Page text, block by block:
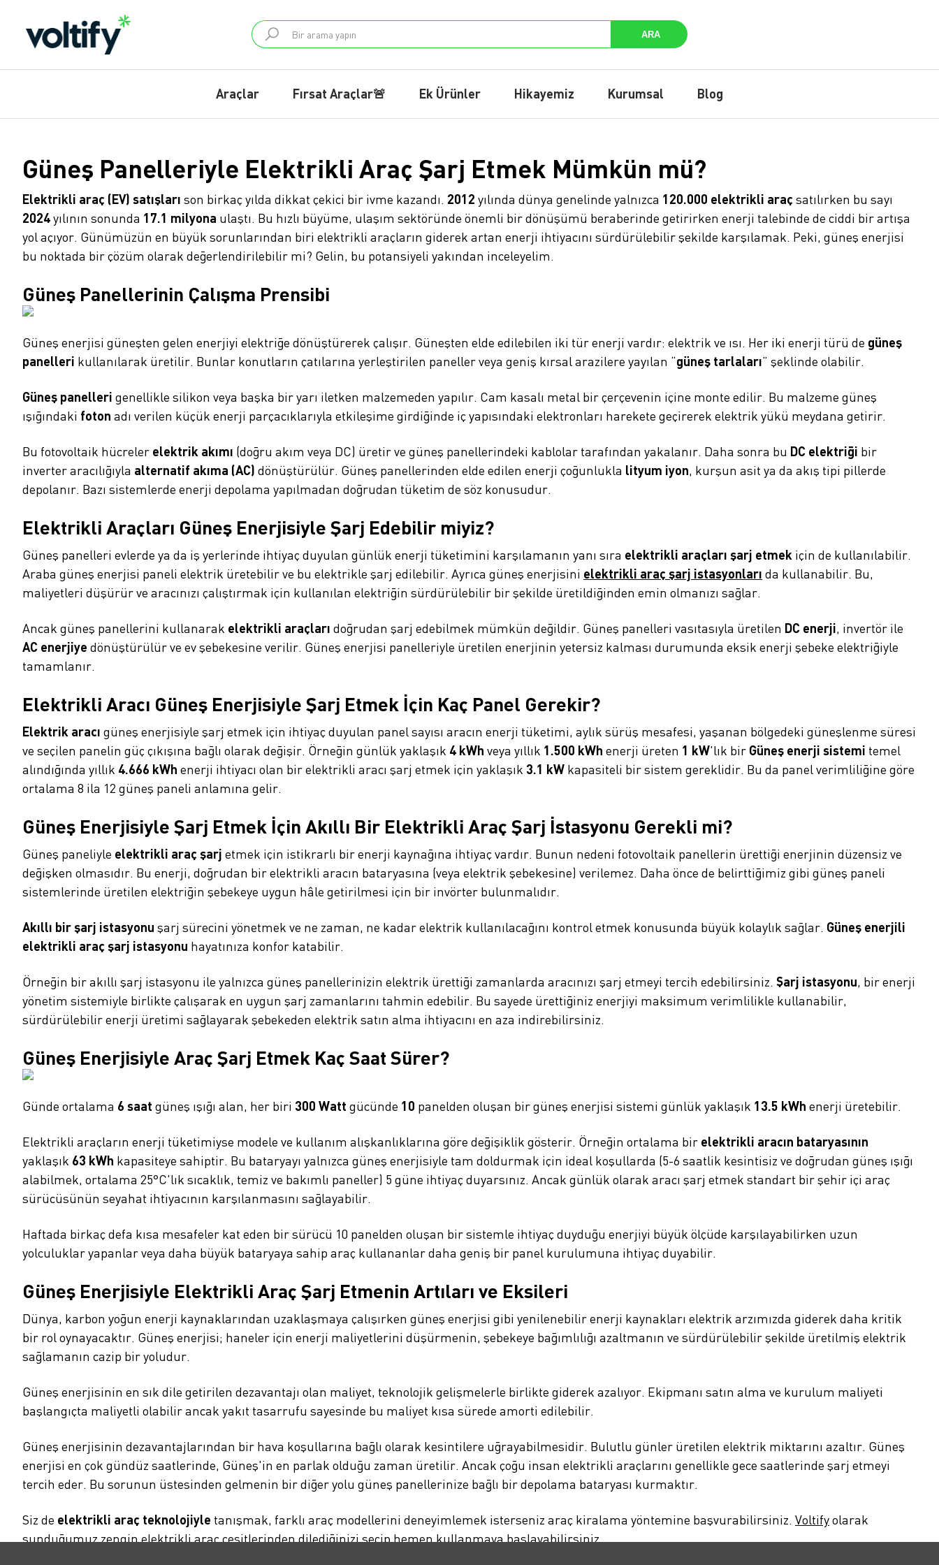
ARA
Araçlar Fırsat Araçlar🚨 Ek Ürünler Hikayemiz Kurumsal Blog
Güneş Panelleriyle Elektrikli Araç Şarj Etmek Mümkün mü?
Elektrikli araç (EV) satışları son birkaç yılda dikkat çekici bir ivme kazandı. 2012 yılında dünya genelinde yalnızca 120.000 elektrikli araçsatılırken bu sayı
2024yılının sonunda 17.1 milyona ulaştı. Bu hızlı büyüme, ulaşım sektöründe önemli bir dönüşümü beraberinde getirirken enerji talebinde de ciddi bir artışa
yol açıyor. Günümüzün en büyük sorunlarından biri elektrikli araçların giderek artan enerji ihtiyacını sürdürülebilir şekilde karşılamak. Peki, güneş enerjisi
bu noktada bir çözüm olarak değerlendirilebilir mi? Gelin, bu potansiyeli yakından inceleyelim.
Güneş Panellerinin Çalışma Prensibi
Güneş enerjisi güneşten gelen enerjiyi elektriğe dönüştürerek çalışır. Güneşten elde edilebilen iki tür enerji vardır: elektrik ve ısı. Her iki enerji türü de güneş
panelleri kullanılarak üretilir. Bunlar konutların çatılarına yerleştirilen paneller veya geniş kırsal arazilere yayılan “güneş tarlaları” şeklinde olabilir.
Güneş panelleri genellikle silikon veya başka bir yarı iletken malzemeden yapılır. Cam kasalı metal bir çerçevenin içine monte edilir. Bu malzeme güneş
ışığındaki foton adı verilen küçük enerji parçacıklarıyla etkileşime girdiğinde iç yapısındaki elektronları harekete geçirerek elektrik yükü meydana getirir.
Bu fotovoltaik hücreler elektrik akımı (doğru akım veya DC) üretir ve güneş panellerindeki kablolar tarafından yakalanır. Daha sonra bu DC elektriği bir
inverter aracılığıyla alternatif akıma (AC) dönüştürülür. Güneş panellerinden elde edilen enerji çoğunlukla lityum iyon, kurşun asit ya da akış tipi pillerde
depolanır. Bazı sistemlerde enerji depolama yapılmadan doğrudan tüketim de söz konusudur.
Elektrikli Araçları Güneş Enerjisiyle Şarj Edebilir miyiz?
Güneş panelleri evlerde ya da iş yerlerinde ihtiyaç duyulan günlük enerji tüketimini karşılamanın yanı sıra elektrikli araçları şarj etmek için de kullanılabilir.
Araba güneş enerjisi paneli elektrik üretebilir ve bu elektrikle şarj edilebilir. Ayrıca güneş enerjisini elektrikli araç şarj istasyonları da kullanabilir. Bu,
maliyetleri düşürür ve aracınızı çalıştırmak için kullanılan elektriğin sürdürülebilir bir şekilde üretildiğinden emin olmanızı sağlar.
Ancak güneş panellerini kullanarak elektrikli araçları doğrudan şarj edebilmek mümkün değildir. Güneş panelleri vasıtasıyla üretilen DC enerji, invertör ile
AC enerjiye dönüştürülür ve ev şebekesine verilir. Güneş enerjisi panelleriyle üretilen enerjinin yetersiz kalması durumunda eksik enerji şebeke elektriğiyle
tamamlanır.
Elektrikli Aracı Güneş Enerjisiyle Şarj Etmek İçin Kaç Panel Gerekir?
Elektrik aracı güneş enerjisiyle şarj etmek için ihtiyaç duyulan panel sayısı aracın enerji tüketimi, aylık sürüş mesafesi, yaşanan bölgedeki güneşlenme süresi
ve seçilen panelin güç çıkışına bağlı olarak değişir. Örneğin günlük yaklaşık 4 kWh veya yıllık 1.500 kWh enerji üreten 1 kW'lık bir Güneş enerji sistemi temel
alındığında yıllık 4.666 kWh enerji ihtiyacı olan bir elektrikli aracı şarj etmek için yaklaşık 3.1 kW kapasiteli bir sistem gereklidir. Bu da panel verimliliğine göre
ortalama 8 ila 12 güneş paneli anlamına gelir.
Güneş Enerjisiyle Şarj Etmek İçin Akıllı Bir Elektrikli Araç Şarj İstasyonu Gerekli mi?
Güneş paneliyle elektrikli araç şarj etmek için istikrarlı bir enerji kaynağına ihtiyaç vardır. Bunun nedeni fotovoltaik panellerin ürettiği enerjinin düzensiz ve
değişken olmasıdır. Bu enerji, doğrudan bir elektrikli aracın bataryasına (veya elektrik şebekesine) verilemez. Daha önce de belirttiğimiz gibi güneş paneli
sistemlerinde üretilen elektriğin şebekeye uygun hâle getirilmesi için bir invörter bulunmalıdır.
Akıllı bir şarj istasyonu şarj sürecini yönetmek ve ne zaman, ne kadar elektrik kullanılacağını kontrol etmek konusunda büyük kolaylık sağlar. Güneş enerjili
elektrikli araç şarj istasyonu hayatınıza konfor katabilir.
Örneğin bir akıllı şarj istasyonu ile yalnızca güneş panellerinizin elektrik ürettiği zamanlarda aracınızı şarj etmeyi tercih edebilirsiniz. Şarj istasyonu, bir enerji
yönetim sistemiyle birlikte çalışarak en uygun şarj zamanlarını tahmin edebilir. Bu sayede ürettiğiniz enerjiyi maksimum verimlilikle kullanabilir,
sürdürülebilir enerji üretimi sağlayarak şebekeden elektrik satın alma ihtiyacını en aza indirebilirsiniz.
Güneş Enerjisiyle Araç Şarj Etmek Kaç Saat Sürer?
Günde ortalama 6 saat güneş ışığı alan, her biri 300 Watt gücünde 10 panelden oluşan bir güneş enerjisi sistemi günlük yaklaşık 13.5 kWh enerji üretebilir.
Elektrikli araçların enerji tüketimiyse modele ve kullanım alışkanlıklarına göre değişiklik gösterir. Örneğin ortalama bir elektrikli aracın bataryasının
yaklaşık 63 kWh kapasiteye sahiptir. Bu bataryayı yalnızca güneş enerjisiyle tam doldurmak için ideal koşullarda (5-6 saatlik kesintisiz ve doğrudan güneş ışığı
alabilmek, ortalama 25°C'lık sıcaklık, temiz ve bakımlı paneller) 5 güne ihtiyaç duyarsınız. Ancak günlük olarak aracı şarj etmek standart bir şehir içi araç
sürücüsünün seyahat ihtiyacının karşılanmasını sağlayabilir.
Haftada birkaç defa kısa mesafeler kat eden bir sürücü 10 panelden oluşan bir sistemle ihtiyaç duyduğu enerjiyi büyük ölçüde karşılayabilirken uzun
yolculuklar yapanlar veya daha büyük bataryaya sahip araç kullananlar daha geniş bir panel kurulumuna ihtiyaç duyabilir.
Güneş Enerjisiyle Elektrikli Araç Şarj Etmenin Artıları ve Eksileri
Dünya, karbon yoğun enerji kaynaklarından uzaklaşmaya çalışırken güneş enerjisi gibi yenilenebilir enerji kaynakları elektrik arzımızda giderek daha kritik
bir rol oynayacaktır. Güneş enerjisi; haneler için enerji maliyetlerini düşürmenin, şebekeye bağımlılığı azaltmanın ve sürdürülebilir şekilde üretilmiş elektrik
sağlamanın cazip bir yoludur.
Güneş enerjisinin en sık dile getirilen dezavantajı olan maliyet, teknolojik gelişmelerle birlikte giderek azalıyor. Ekipmanı satın alma ve kurulum maliyeti
başlangıçta maliyetli olabilir ancak yakıt tasarrufu sayesinde bu maliyet kısa sürede amorti edilebilir.
Güneş enerjisinin dezavantajlarından bir hava koşullarına bağlı olarak kesintilere uğrayabilmesidir. Bulutlu günler üretilen elektrik miktarını azaltır. Güneş
enerjisi en çok gündüz saatlerinde, Güneş'in en parlak olduğu zaman üretilir. Ancak çoğu insan elektrikli araçlarını genellikle gece saatlerinde şarj etmeyi
tercih eder. Bu sorunun üstesinden gelmenin bir diğer yolu güneş panellerinize bağlı bir depolama bataryası kurmaktır.
Siz de elektrikli araç teknolojiyle tanışmak, farklı araç modellerini deneyimlemek isterseniz araç kiralama yöntemine başvurabilirsiniz. Voltifyolarak
sunduğumuz zengin elektrikli araç çeşitlerinden dilediğinizi seçip hemen kullanmaya başlayabilirsiniz.